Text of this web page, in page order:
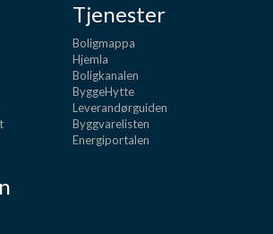
Tjenester
Boligmappa
Hjemla
Boligkanalen
ByggeHytte
Leverandørguiden
Byggvarelisten
Energiportalen